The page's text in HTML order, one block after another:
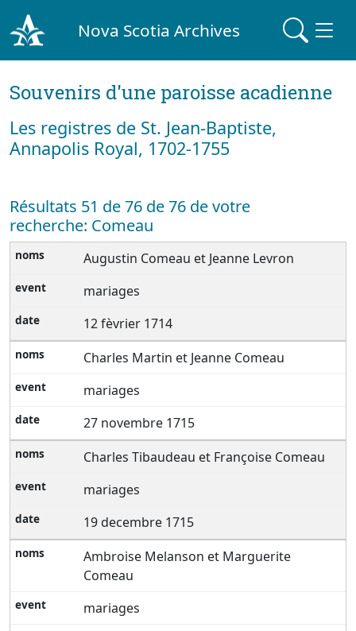
Nova Scotia Archives
Souvenirs d'une paroisse acadienne
Les registres de St. Jean-Baptiste,
Annapolis Royal, 1702-1755
Résultats 51 de 76 de 76 de votre
recherche: Comeau
Augustin Comeau et Jeanne Levron
mariages
12 fèvrier 1714
Charles Martin et Jeanne Comeau
mariages
27 novembre 1715
Charles Tibaudeau et Françoise Comeau
mariages
19 decembre 1715
Ambroise Melanson et Marguerite
Comeau
mariages